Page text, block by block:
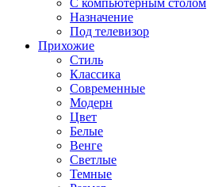
С компьютерным столом
Назначение
Под телевизор
Прихожие
Стиль
Классика
Современные
Модерн
Цвет
Белые
Венге
Светлые
Темные